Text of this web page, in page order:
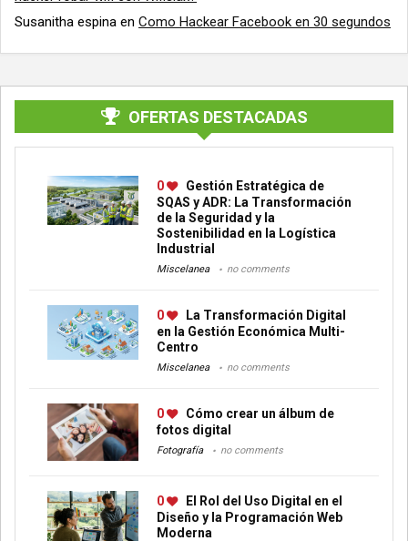
Susanitha espina en Como Hackear Facebook en 30 segundos
OFERTAS DESTACADAS
0
Gestión Estratégica de
SQAS y ADR: La Transformación
de la Seguridad y la
Sostenibilidad en la Logística
Industrial
Miscelanea no comments
0
La Transformación Digital
en la Gestión Económica Multi-
Centro
Miscelanea no comments
0
Cómo crear un álbum de
fotos digital
Fotografía no comments
0
El Rol del Uso Digital en el
Diseño y la Programación Web
Moderna